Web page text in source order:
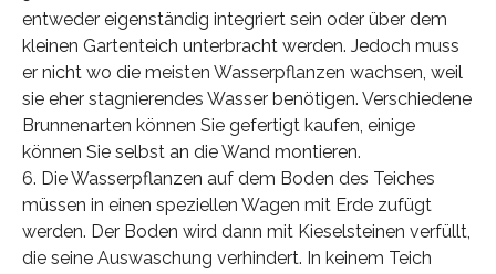
entweder eigenständig integriert sein oder über dem
kleinen Gartenteich unterbracht werden. Jedoch muss
er nicht wo die meisten Wasserpflanzen wachsen, weil
sie eher stagnierendes Wasser benötigen. Verschiedene
Brunnenarten können Sie gefertigt kaufen, einige
können Sie selbst an die Wand montieren.
6. Die Wasserpflanzen auf dem Boden des Teiches
müssen in einen speziellen Wagen mit Erde zufügt
werden. Der Boden wird dann mit Kieselsteinen verfüllt,
die seine Auswaschung verhindert. In keinem Teich